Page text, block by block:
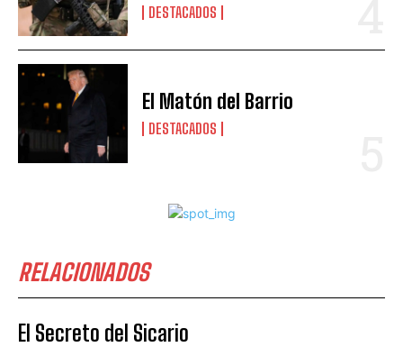
DESTACADOS
El Matón del Barrio
DESTACADOS
RELACIONADOS
El Secreto del Sicario